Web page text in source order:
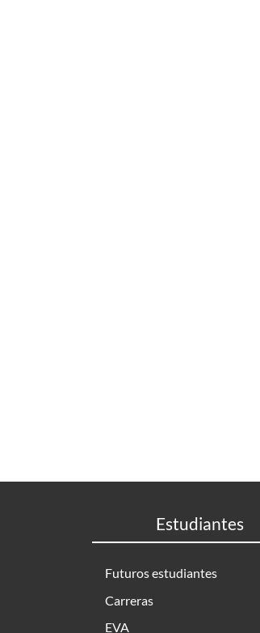
Estudiantes
Futuros estudiantes
Carreras
EVA